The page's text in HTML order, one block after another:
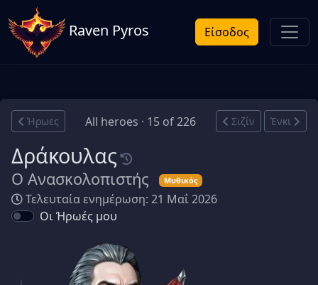
Raven Pyros Είσοδος
Ήρωες All heroes · 15 of 226 Σιζίν Ένκι
Δράκουλας
Ο Ανασκολοπιστής Μυθικός
Τελευταία ενημέρωση: 21 Μαΐ 2026
Οι Ήρωές μου